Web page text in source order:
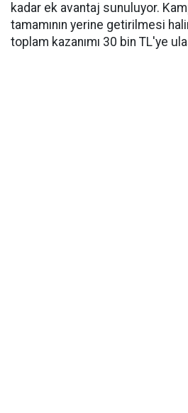
kadar ek avantaj sunuluyor.
tamamının yerine getirilmesi
toplam kazanımı 30 bin TL'ye